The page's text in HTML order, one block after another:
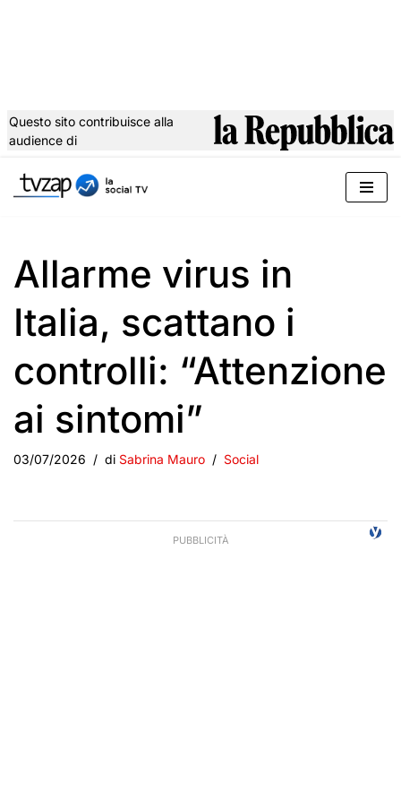
al
Questo sito contribuisce alla
audience di
Allarme virus in
Italia, scattano i
controlli: “Attenzione
ai sintomi”
03/07/2026 di Sabrina Mauro Social